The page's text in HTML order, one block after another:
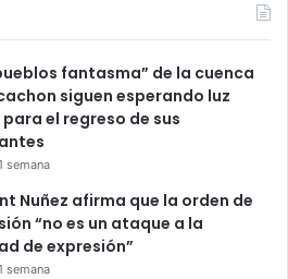
fantasma” de la cuenca
siguen esperando luz
el regreso de sus
semana
Nuñez afirma que la orden de
“no es un ataque a la
de expresión”
semana